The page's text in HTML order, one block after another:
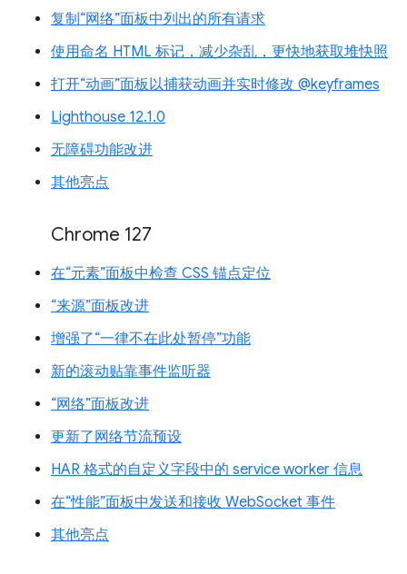
复制“网络”面板中列出的所有请求
使用命名 HTML 标记，减少杂乱，更快地获取堆快照
打开“动画”面板以捕获动画并实时修改 @keyframes
Lighthouse 12.1.0
无障碍功能改进
其他亮点
Chrome 127
在“元素”面板中检查 CSS 锚点定位
“来源”面板改进
增强了“一律不在此处暂停”功能
新的滚动贴靠事件监听器
“网络”面板改进
更新了网络节流预设
HAR 格式的自定义字段中的 service worker 信息
在“性能”面板中发送和接收 WebSocket 事件
其他亮点